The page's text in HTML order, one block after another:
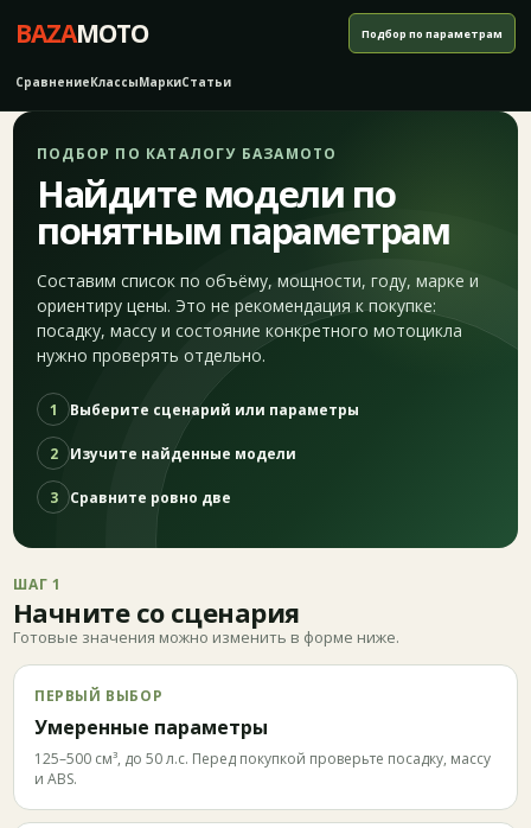
BAZAMOTO
СравнениеКлассыМаркиСтатьи
Подбор по параметрам
ПОДБОР ПО КАТАЛОГУ БАЗАМОТО
Найдите модели по
понятным параметрам
Составим список по объёму, мощности, году, марке и
ориентиру цены. Это не рекомендация к покупке:
посадку, массу и состояние конкретного мотоцикла
нужно проверять отдельно.
1 Выберите сценарий или параметры
2 Изучите найденные модели
3 Сравните ровно две
ШАГ 1
Начните со сценария
Готовые значения можно изменить в форме ниже.
ПЕРВЫЙ ВЫБОР
Умеренные параметры
125–500 см³, до 50 л.с. Перед покупкой проверьте посадку, массу
и ABS.